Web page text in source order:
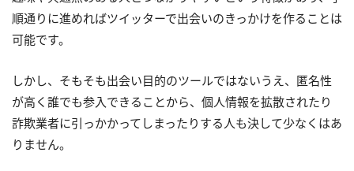
順通りに進めればツイッターで出会いのきっかけを作ることは
可能です。
しかし、そもそも出会い目的のツールではないうえ、匿名性
が高く誰でも参入できることから、個人情報を拡散されたり
詐欺業者に引っかかってしまったりする人も決して少なくはあ
りません。